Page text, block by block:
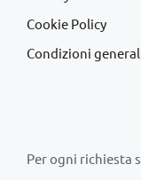
Cookie Policy
Condizioni
Per ogni richiesta